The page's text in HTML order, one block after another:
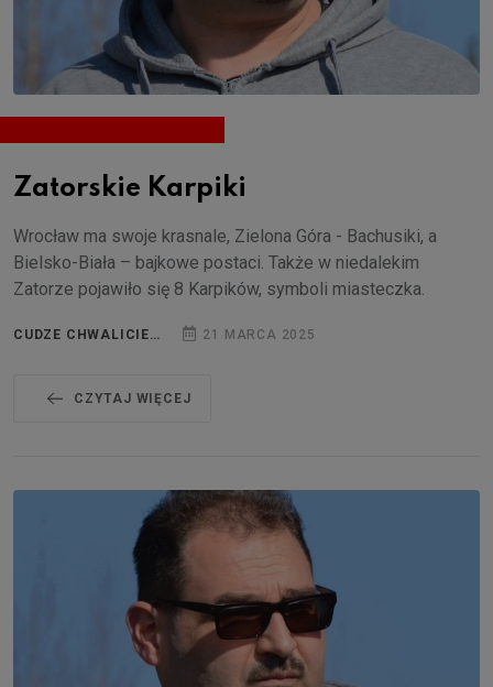
Zatorskie Karpiki
Wrocław ma swoje krasnale, Zielona Góra - Bachusiki, a
Bielsko-Biała – bajkowe postaci. Także w niedalekim
Zatorze pojawiło się 8 Karpików, symboli miasteczka.
CUDZE CHWALICIE… 21 MARCA 2025
CZYTAJ WIĘCEJ